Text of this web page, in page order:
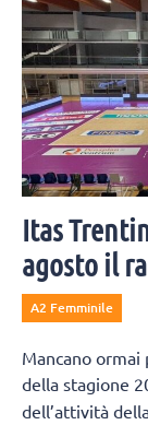
Itas
agosto il
A2 Femminile
Mancano
della stagione
dell’attività